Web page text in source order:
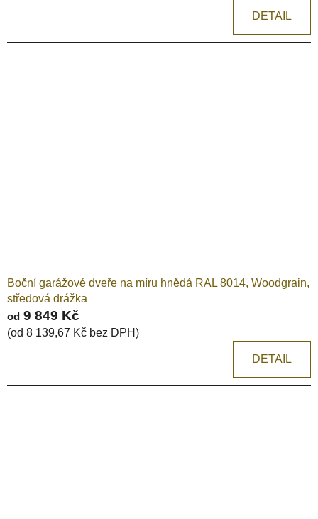
DETAIL
Boční garážové dveře na míru hnědá RAL 8014, Woodgrain,
středová drážka
od 9 849 Kč
(od 8 139,67 Kč bez DPH)
DETAIL